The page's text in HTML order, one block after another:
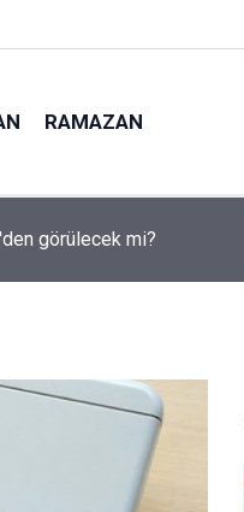
RAMAZAN
görülecek mi?